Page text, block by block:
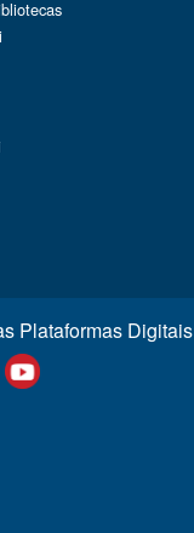
Plataformas Digitais